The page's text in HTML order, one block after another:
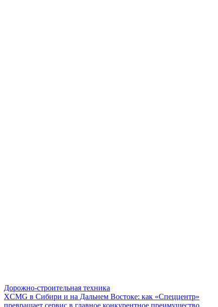
Дорожно-строительная техника
XCMG в Сибири и на Дальнем Востоке: как «Спеццентр»
превращает сервис в главное конкурентное преимущество